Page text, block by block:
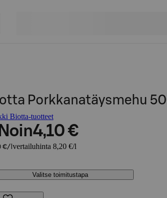
Porkkanatäysmehu
Biotta-tuotteet
Noin4,10 €
€/l vertailuhinta 8,20 €/l
Valitse toimitustapa